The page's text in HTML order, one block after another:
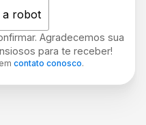
robot
Agradecemos sua
para te receber!
contato conosco.